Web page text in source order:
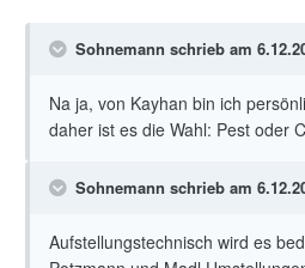
Sohnemann schrieb am
Na ja, von Kayhan bin ich
daher ist es die Wahl: Pest oder
Sohnemann schrieb am
Aufstellungstechnisch wird es